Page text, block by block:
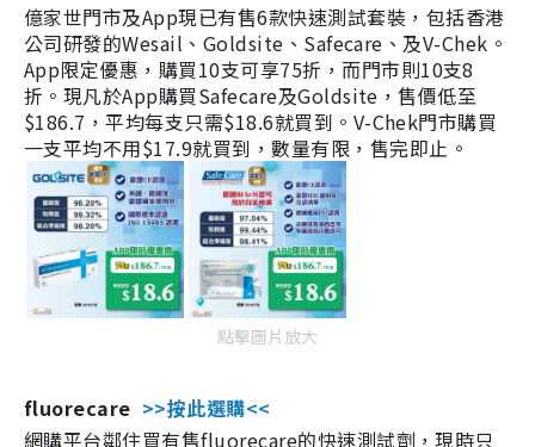
億家世門市及App現已有售6款快速測試套裝，包括香港
公司研發的Wesail、Goldsite、Safecare、及V-Chek。
App限定優惠，購買10支可享75折，而門市則10支8
折。現凡於App購買Safecare及Goldsite，售價低至
$186.7，平均每支只需$18.6就買到。V-Chek門市購買
一支平均不用$17.9就買到，數量有限，售完即止。
點擊圖片放大
fluorecare >>按此選購<<
網購平台鄰住買有售fluorecare的快速測試劑，現時只